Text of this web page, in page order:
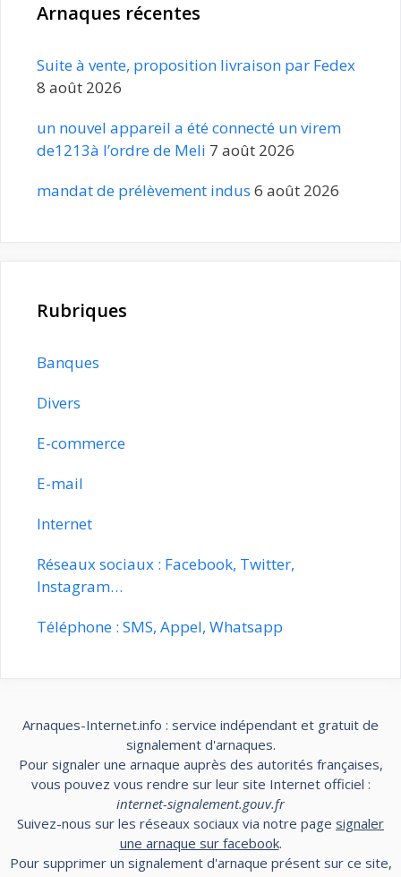
Arnaques récentes
Suite à vente, proposition livraison par Fedex
8 août 2026
un nouvel appareil a été connecté un virem
de1213à l’ordre de Meli 7 août 2026
mandat de prélèvement indus 6 août 2026
Rubriques
Banques
Divers
E-commerce
E-mail
Internet
Réseaux sociaux : Facebook, Twitter,
Instagram…
Téléphone : SMS, Appel, Whatsapp
Arnaques-Internet.info : service indépendant et gratuit de
signalement d'arnaques.
Pour signaler une arnaque auprès des autorités françaises,
vous pouvez vous rendre sur leur site Internet officiel :
internet-signalement.gouv.fr
Suivez-nous sur les réseaux sociaux via notre page signaler
une arnaque sur facebook.
Pour supprimer un signalement d'arnaque présent sur ce site,